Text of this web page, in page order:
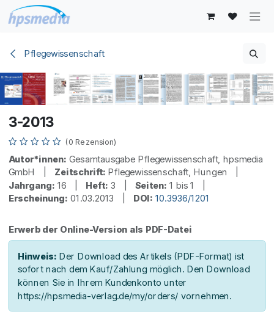
Zum Inhalt springen
Pflegewissenschaft
3-2013
(0 Rezension)
Autor*innen: Gesamtausgabe Pflegewissenschaft, hpsmedia
GmbH | Zeitschrift: Pflegewissenschaft, Hungen |
Jahrgang: 16 | Heft: 3 | Seiten: 1 bis 1 |
Erscheinung: 01.03.2013 | DOI: 10.3936/1201
Erwerb der Online-Version als PDF-Datei
Hinweis: Der Download des Artikels (PDF-Format) ist
sofort nach dem Kauf/Zahlung möglich. Den Download
können Sie in Ihrem Kundenkonto unter
https://hpsmedia-verlag.de/my/orders/ vornehmen.